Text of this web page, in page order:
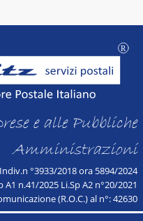
e alle Pubbliche
Amministrazioni
°3933/2018 ora 5894/2024
n.41/2025 Li.Sp A2 n°20/2021
(R.O.C.) al n°: 42630